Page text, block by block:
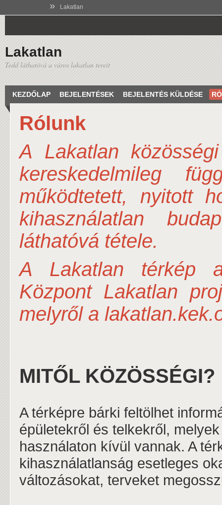
» Lakatlan
Lakatlan
Tedd láthatóvá a város lakatlan tereit
KEZDŐLAP BEJELENTÉSEK BEJELENTÉS KÜLDÉSE
Rólunk
A Lakatlan
kereskedelmileg
működtetett, nyitott
kihasználatlan
láthatóvá tétele.
A Lakatlan térkép
Központ Lakatlan
melyről a
MITŐL KÖZÖSSÉGI?
A térképre bárki feltölhet
épületekről és telkekről,
használaton kívül vannak. A
kihasználatlanság esetleges
változásokat, terveket